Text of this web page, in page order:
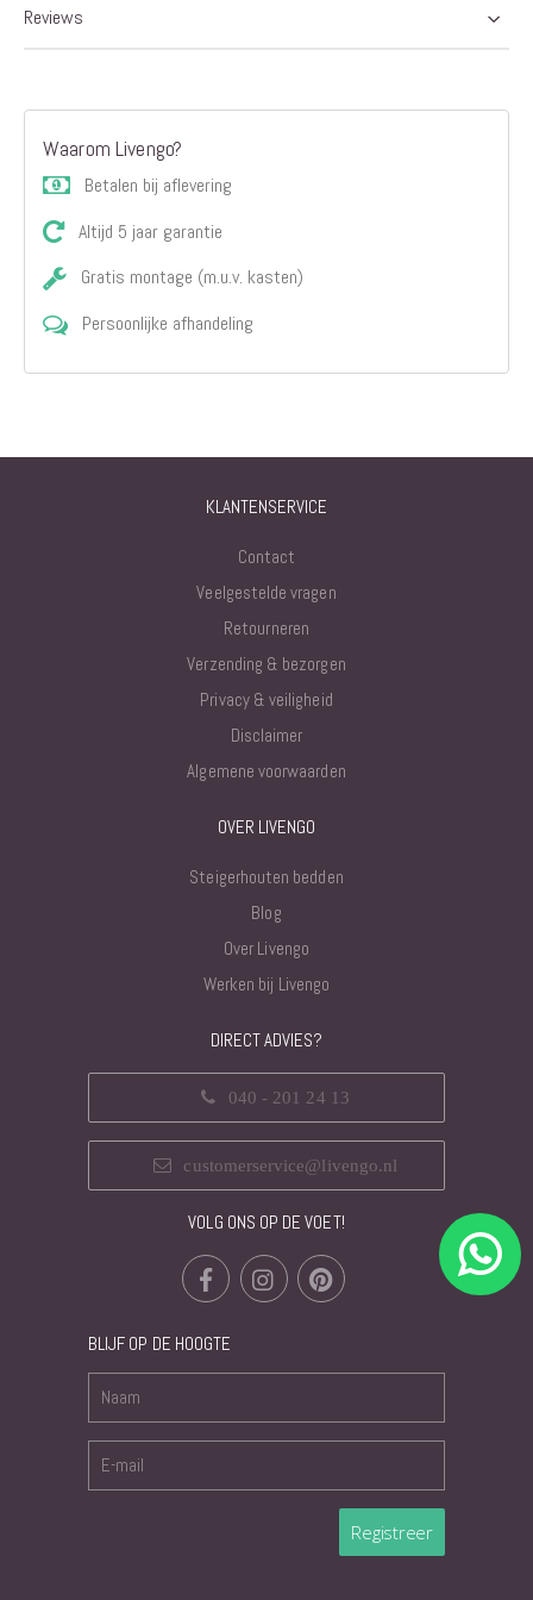
Reviews
Waarom Livengo?
Betalen bij aflevering
Altijd 5 jaar garantie
Gratis montage (m.u.v. kasten)
Persoonlijke afhandeling
KLANTENSERVICE
Contact
Veelgestelde vragen
Retourneren
Verzending & bezorgen
Privacy & veiligheid
Disclaimer
Algemene voorwaarden
OVER LIVENGO
Steigerhouten bedden
Blog
Over Livengo
Werken bij Livengo
DIRECT ADVIES?
040 - 201 24 13
customerservice@livengo.nl
VOLG ONS OP DE VOET!
BLIJF OP DE HOOGTE
Registreer